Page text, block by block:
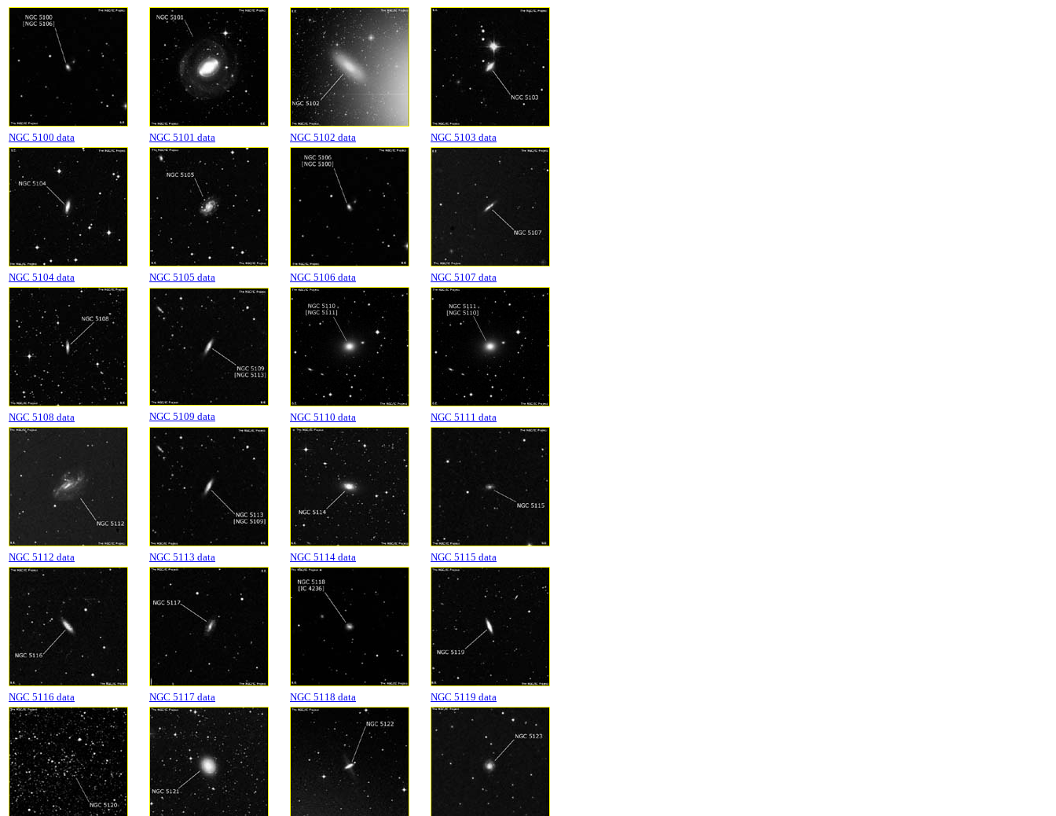
NGC 5100 data NGC 5101 data NGC 5102 data NGC 5103 data
NGC 5104 data NGC 5105 data NGC 5106 data NGC 5107 data
NGC 5108 data NGC 5109 data NGC 5110 data NGC 5111 data
NGC 5112 data NGC 5113 data NGC 5114 data NGC 5115 data
NGC 5116 data NGC 5117 data NGC 5118 data NGC 5119 data